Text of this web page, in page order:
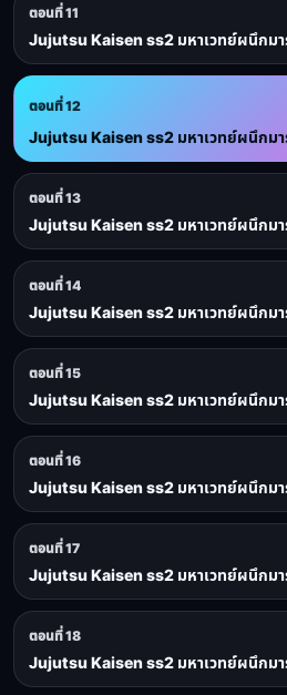
ตอนที่ 11
ตอนที่ 12
ตอนที่ 13
ตอนที่ 14
ตอนที่ 15
ตอนที่ 16
ตอนที่ 17
ตอนที่ 18